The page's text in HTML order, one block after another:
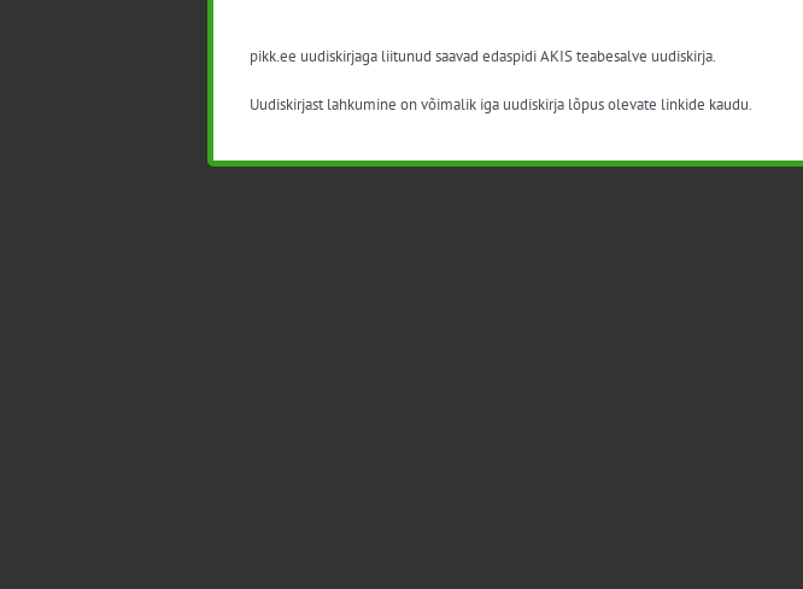
pikk.ee uudiskirjaga liitunud saavad edaspidi AKIS teabesalve uudiskirja.
Uudiskirjast lahkumine on võimalik iga uudiskirja lõpus olevate linkide kaudu.